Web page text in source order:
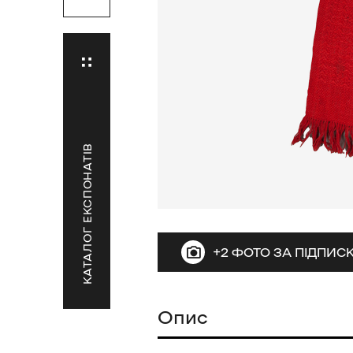
КАТАЛОГ ЕКСПОНАТІВ +2 ФОТО ЗА
Опис